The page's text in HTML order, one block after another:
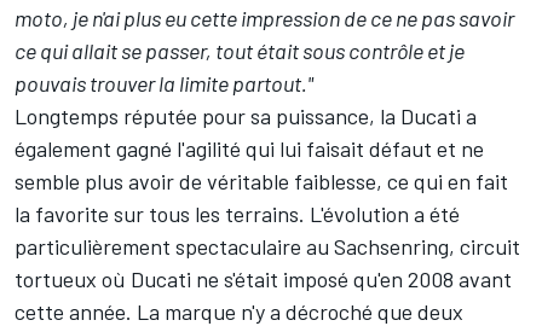
moto, je n'ai plus eu cette impression de ce ne pas savoir
ce qui allait se passer, tout était sous contrôle et je
pouvais trouver la limite partout."
Longtemps réputée pour sa puissance, la Ducati a
également gagné l'agilité qui lui faisait défaut et ne
semble plus avoir de véritable faiblesse, ce qui en fait
la favorite sur tous les terrains. L'évolution a été
particulièrement spectaculaire au Sachsenring, circuit
tortueux où Ducati ne s'était imposé qu'en 2008 avant
cette année. La marque n'y a décroché que deux